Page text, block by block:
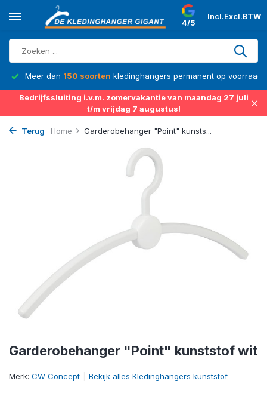
4/5
Incl.Excl.BTW
Meer dan 150 soorten kledinghangers permanent op voorraad
Bedrijfssluiting i.v.m. zomervakantie van maandag 27 juli
t/m vrijdag 7 augustus!
Terug Home Garderobehanger "Point" kunsts...
Garderobehanger "Point" kunststof wit
Merk: CW Concept Bekijk alles Kledinghangers kunststof